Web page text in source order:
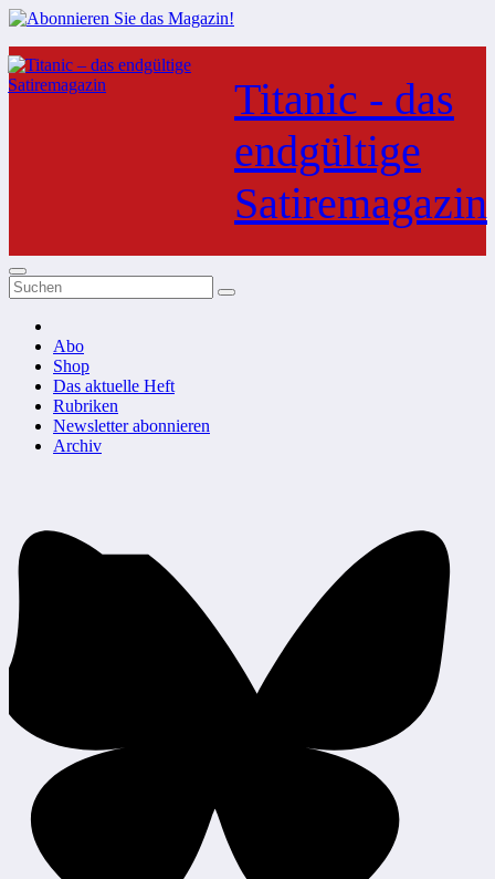
Zum
Inhalt
springen
Titanic - das
endgültige
Satiremagazin
Abo
Shop
Das aktuelle Heft
Rubriken
Newsletter abonnieren
Archiv